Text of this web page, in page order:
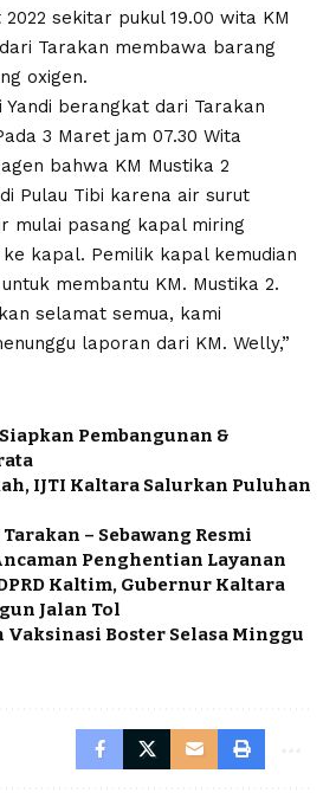
sekitar pukul 19.00 wita KM
Tarakan membawa barang
oxigen.
Yandi berangkat dari Tarakan
3 Maret jam 07.30 Wita
bahwa KM Mustika 2
Pulau Tibi karena air surut
mulai pasang kapal miring
kapal. Pemilik kapal kemudian
membantu KM. Mustika 2.
selamat semua, kami
laporan dari KM. Welly,”
Pembangunan &
IJTI Kaltara Salurkan Puluhan
– Sebawang Resmi
Penghentian Layanan
Kaltim, Gubernur Kaltara
Jalan Tol
Vaksinasi Boster Selasa Minggu